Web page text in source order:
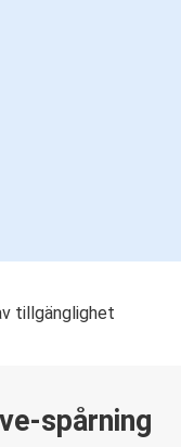
tillgänglighet
spårning